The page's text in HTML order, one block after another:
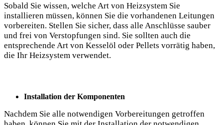
Sobald Sie wissen, welche Art von Heizsystem Sie
installieren müssen, können Sie die vorhandenen Leitungen
vorbereiten. Stellen Sie sicher, dass alle Anschlüsse sauber
und frei von Verstopfungen sind. Sie sollten auch die
entsprechende Art von Kesselöl oder Pellets vorrätig haben,
die Ihr Heizsystem verwendet.
Installation der Komponenten
Nachdem Sie alle notwendigen Vorbereitungen getroffen